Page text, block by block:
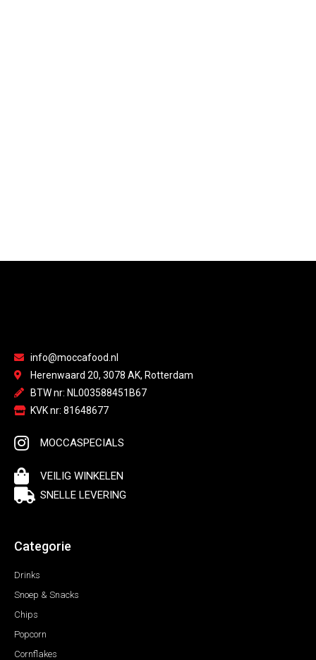
info@moccafood.nl
Herenwaard 20, 3078 AK, Rotterdam
BTW nr: NL003588451B67
KVK nr: 81648677
MOCCASPECIALS
VEILIG WINKELEN
SNELLE LEVERING
Categorie
Drinks
Snoep & Snacks
Chips
Popcorn
Cornflakes